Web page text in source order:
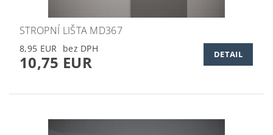
STROPNÍ LIŠTA MD367
8,95 EUR
10,75 EUR DETAIL